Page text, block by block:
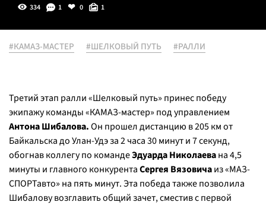
334 1 0 1
#КАМАЗ-МАСТЕР #ШЕЛКОВЫЙ ПУТЬ #РАЛЛИ
Третий этап ралли «Шелковый путь» принес победу
экипажу команды «КАМАЗ-мастер» под управлением
Антона Шибалова.Он прошел дистанцию в 205 км от
Байкальска до Улан-Удэ за 2 часа 30 минут и 7 секунд,
обогнав коллегу по командеЭдуарда Николаевана 4,5
минуты и главного конкурентаСергея Вязовичаиз «МАЗ-
СПОРТавто» на пять минут. Эта победа также позволила
Шибалову возглавить общий зачет, сместив с первой